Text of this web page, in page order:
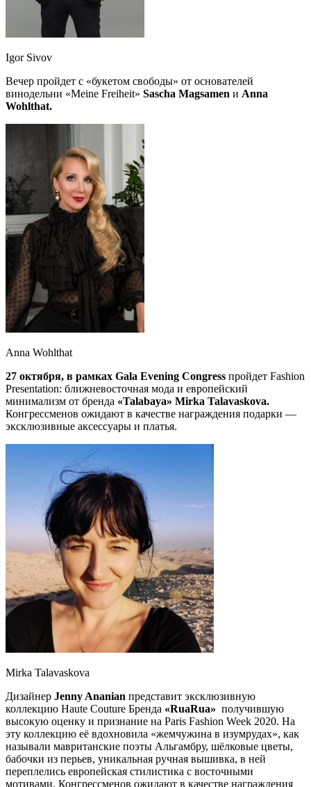
Igor Sivov
Вечер пройдет с «букетом свободы» от основателей
винодельни «Meine Freiheit» Sascha Magsamen и Anna
Wohlthat.
Anna Wohlthat
27 октября, в рамках Gala Evening Congress пройдет Fashion
Presentation: ближневосточная мода и европейский
минимализм от бренда «Talabaya» Mirka Talavaskova.
Конгрессменов ожидают в качестве награждения подарки —
эксклюзивные аксессуары и платья.
Mirka Talavaskova
Дизайнер Jenny Ananian представит эксклюзивную
коллекцию Haute Couture Бренда «RuaRua» получившую
высокую оценку и признание на Paris Fashion Week 2020. На
эту коллекцию её вдохновила «жемчужина в изумрудах», как
называли мавританские поэты Альгамбру, шёлковые цветы,
бабочки из перьев, уникальная ручная вышивка, в ней
переплелись европейская стилистика с восточными
мотивами. Конгрессменов ожидают в качестве награждения